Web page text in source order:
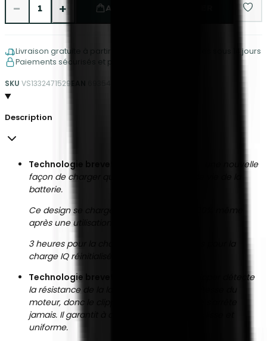
− 1 + AJOUTER AU PANIER
Livraison gratuite à partir de €150
Retours faciles sous 14 jours
Paiements sécurisés et protégés
SKU VS1332471529EAN
Description
Technologie brevetée Reset IQ Charge
une nouvelle
façon de charger qui prolonge la durée de vie de la
batterie.
Ce design se chargera constamment à 100% même
après une utilisation prolongée.
3 heures pour la charge normale, 5 heures pour la
charge IQ réinitialisée.
Technologie brevetée Smart-Clip
le clipper détecte
la résistance de la lame et augmente la vitesse du
moteur, donc le clipper ne traîne pas et ne s'arrête
jamais. Il garantit à chaque fois une coupe lisse et
uniforme.